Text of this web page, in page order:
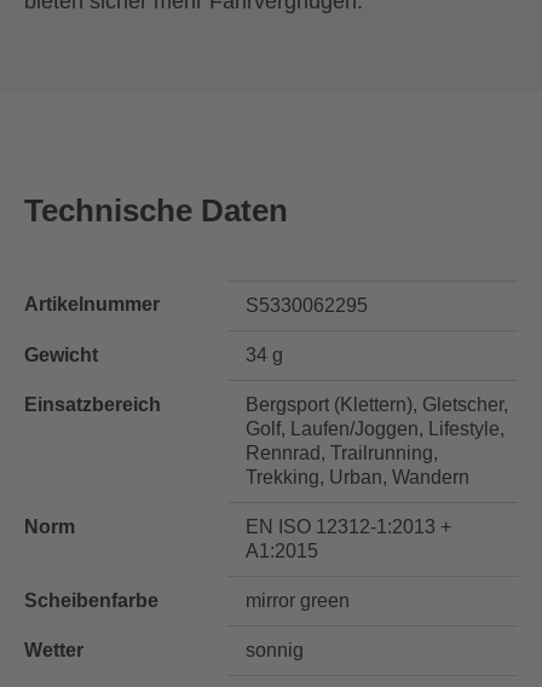
Technische Daten
Artikelnummer S5330062295
Gewicht 34 g
Einsatzbereich
Bergsport (Klettern), Gletscher,
Golf, Laufen/Joggen, Lifestyle,
Rennrad, Trailrunning,
Trekking, Urban, Wandern
Norm
EN ISO 12312-1:2013 +
A1:2015
Scheibenfarbe mirror green
Wetter sonnig